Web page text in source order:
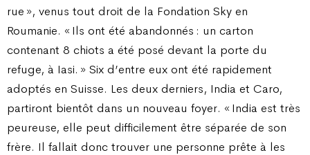
rue », venus tout droit de la Fondation Sky en
Roumanie. « Ils ont été abandonnés : un carton
contenant 8 chiots a été posé devant la porte du
refuge, à Iasi. » Six d’entre eux ont été rapidement
adoptés en Suisse. Les deux derniers, India et Caro,
partiront bientôt dans un nouveau foyer. « India est très
peureuse, elle peut difficilement être séparée de son
frère. Il fallait donc trouver une personne prête à les